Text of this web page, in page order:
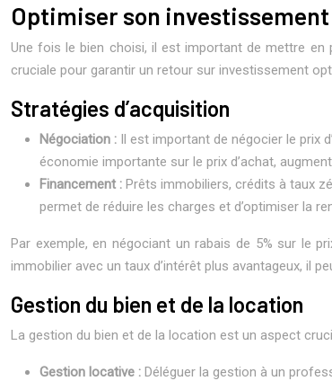
Optimiser son
Une fois le bien choisi, il est important de mettre en
cruciale pour garantir un retour sur investissement
Stratégies d’acquisition
Négociation : Il est important de négocier le prix
économie importante sur le prix d’achat,
Financement : Prêts immobiliers, crédits à taux
permet de réduire les charges et d’optimiser la
Par exemple, en négociant un rabais de 5% sur le
immobilier avec un taux d’intérêt plus avantageux, il
Gestion du bien et de la location
La gestion du bien et de la location est un aspect
Gestion locative : Déléguer la gestion à un